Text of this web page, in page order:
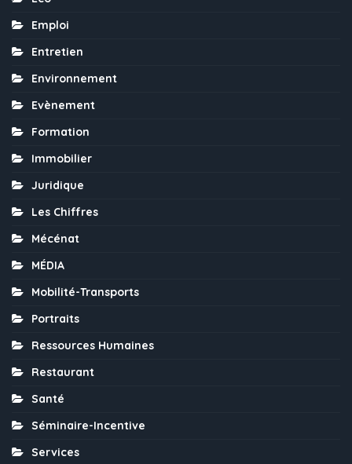
Emploi
Entretien
Environnement
Evènement
Formation
Immobilier
Juridique
Les Chiffres
Mécénat
MÉDIA
Mobilité-Transports
Portraits
Ressources Humaines
Restaurant
Santé
Séminaire-Incentive
Services